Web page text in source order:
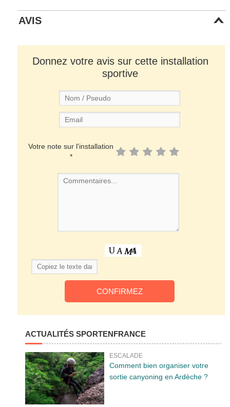
AVIS
Donnez votre avis sur cette installation
sportive
Votre note sur l'installation
*
ACTUALITÉS SPORTENFRANCE
ESCALADE
Comment bien organiser votre
sortie canyoning en Ardèche ?